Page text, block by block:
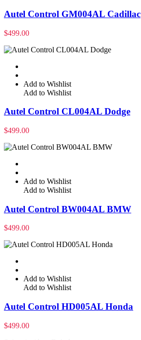
Autel Control GM004AL Cadillac
$499.00
Add to Wishlist
Add to Wishlist
Autel Control CL004AL Dodge
$499.00
Add to Wishlist
Add to Wishlist
Autel Control BW004AL BMW
$499.00
Add to Wishlist
Add to Wishlist
Autel Control HD005AL Honda
$499.00